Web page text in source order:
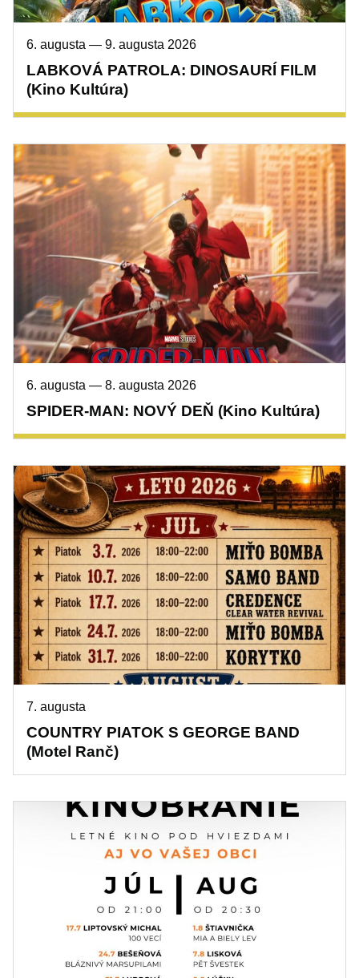
LABKOVÁ PATROLA: DINOSAURÍ FILM
(Kino Kultúra)
6. augusta — 9. augusta 2026
SPIDER-MAN: NOVÝ DEŇ (Kino Kultúra)
6. augusta — 8. augusta 2026
COUNTRY PIATOK S GEORGE BAND
(Motel Ranč)
7. augusta